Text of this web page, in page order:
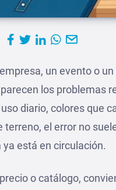
un evento o
los problemas
diario, colores que
el error no
está en circulación.
o catálogo,